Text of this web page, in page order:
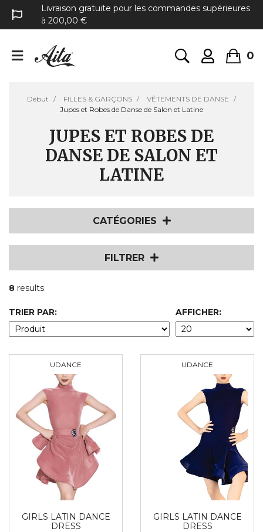
Livraison gratuite pour les commandes supérieures
à 200,00 €
0
Début FILLES & GARÇONS
VÊTEMENTS DE DANSE
Jupes et Robes de Danse de Salon et Latine
JUPES ET ROBES DE
DANSE DE SALON ET
LATINE
CATÉGORIES
FILTRER
8 results
TRIER PAR: AFFICHER:
UDANCE
GIRLS LATIN DANCE
DRESS
UDANCE
GIRLS LATIN DANCE
DRESS